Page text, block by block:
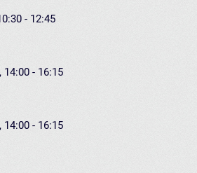
- 12:45
14:00 - 16:15
14:00 - 16:15